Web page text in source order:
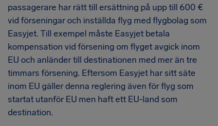
passagerare har rätt till ersättning på upp till 600 €
vid förseningar och inställda flyg med flygbolag som
Easyjet. Till exempel måste Easyjet betala
kompensation vid försening om flyget avgick inom
EU och anländer till destinationen med mer än tre
timmars försening. Eftersom Easyjet har sitt säte
inom EU gäller denna reglering även för flyg som
startat utanför EU men haft ett EU-land som
destination.